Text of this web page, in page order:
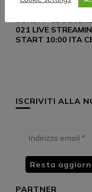
articoli
Articolo precedente
021 LIVE
START 10:00 ITA
ISCRIVITI ALLA
PARTNER